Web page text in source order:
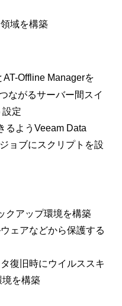
域を構築
AT-Offline Managerを
ながるサーバー間スイ
設定
るようVeeam Data
ョブにスクリプトを設
クアップ環境を構築
ェアなどから保護する
復旧時にウイルススキ
境を構築